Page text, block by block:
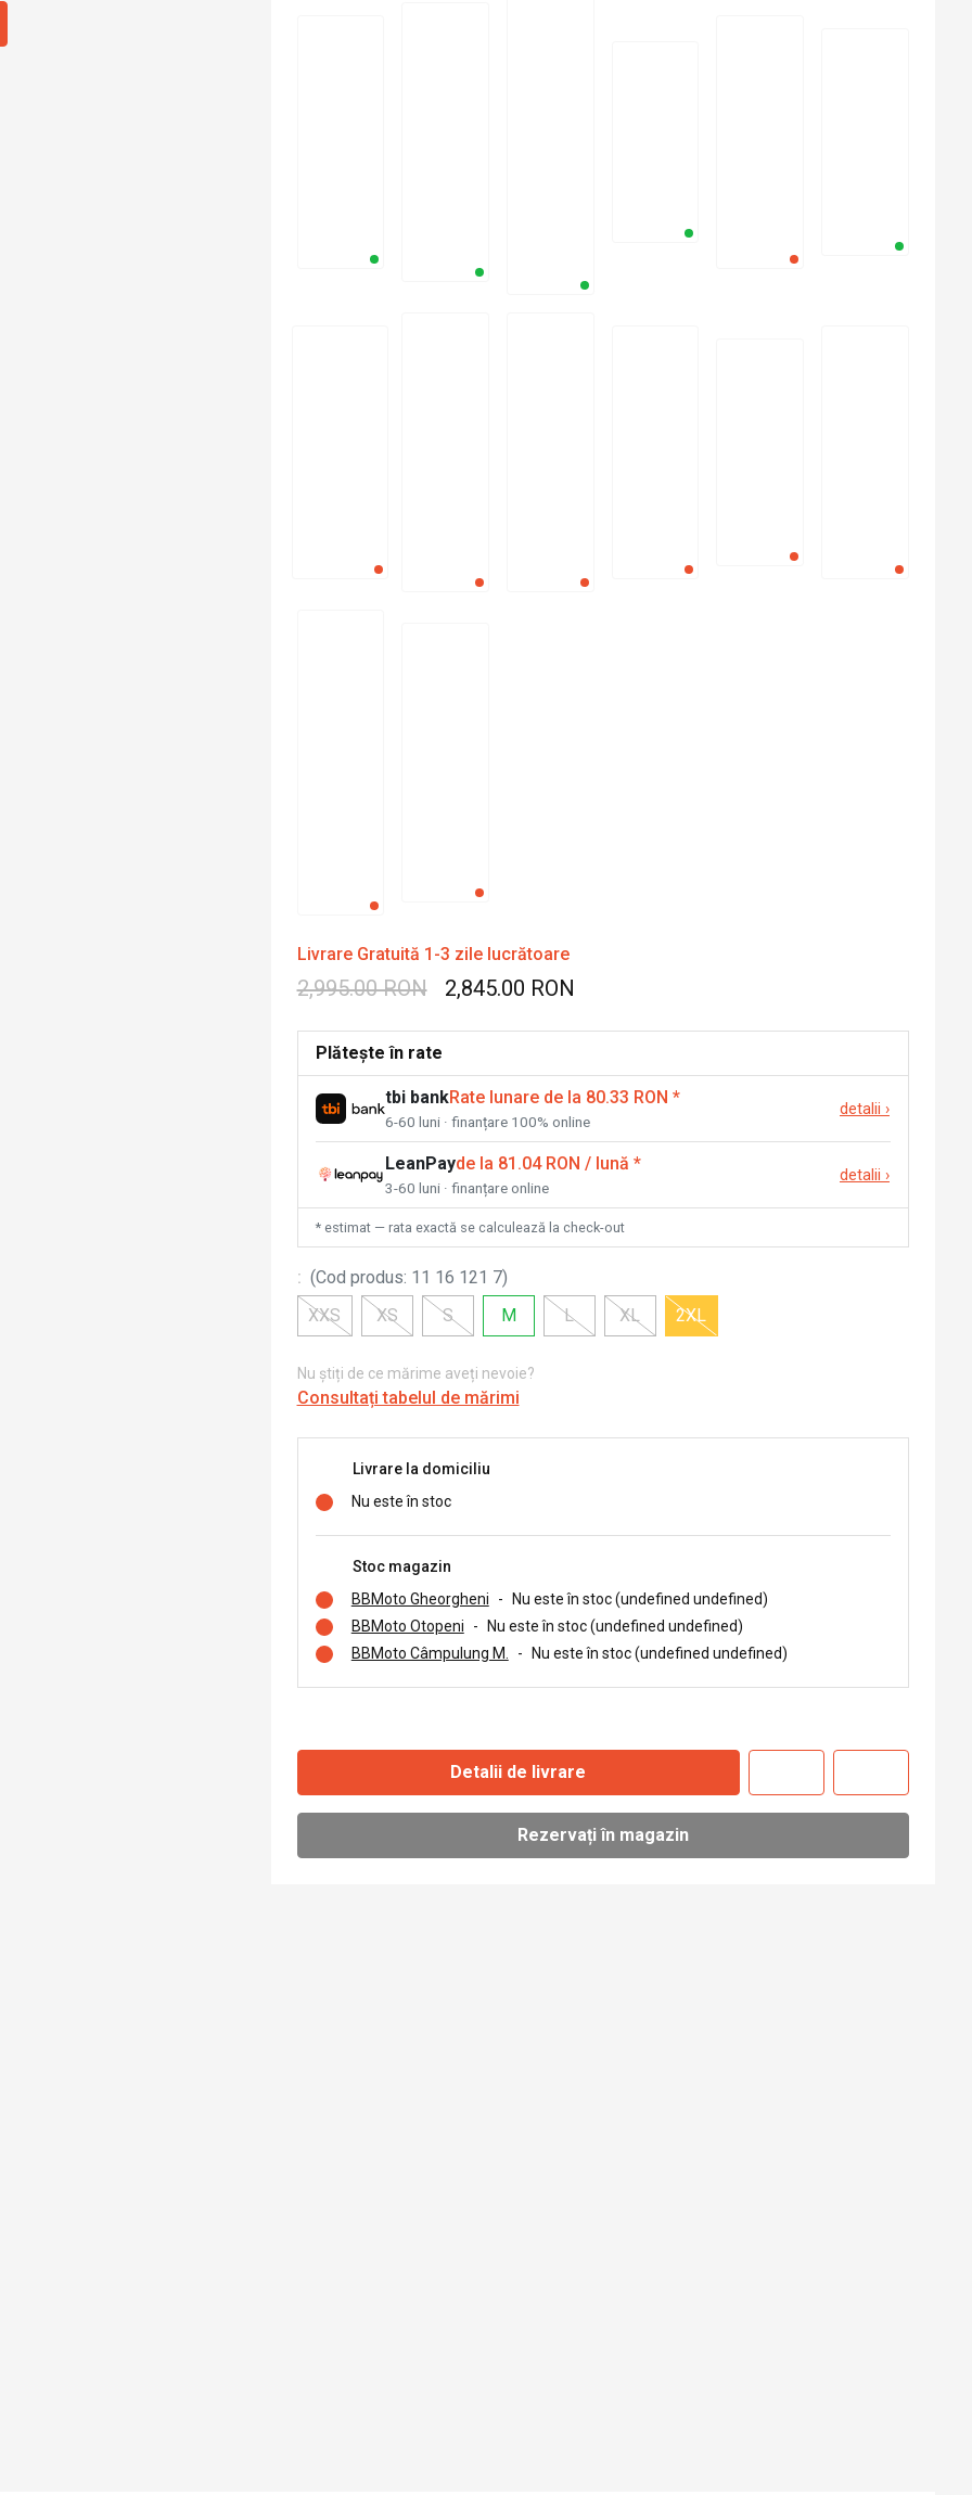
Livrare Gratuită 1-3 zile lucrătoare
2,995.00 RON 2,845.00 RON
Plătește în rate
tbi bankRate lunare de la 80.33 RON *
6-60 luni · finanțare 100% online
detalii ›
LeanPayde la 81.04 RON / lună *
3-60 luni · finanțare online
detalii ›
* estimat — rata exactă se calculează la check-out
: (Cod produs: 11 16 121 7)
XXS
XS S M L XL 2XL
Nu știți de ce mărime aveți nevoie?
Consultați tabelul de mărimi
Livrare la domiciliu
Nu este în stoc
Stoc magazin
BBMoto Gheorgheni
-
Nu este în stoc (undefined undefined)
BBMoto Otopeni
-
Nu este în stoc (undefined undefined)
BBMoto Câmpulung M.
- Nu este în stoc (undefined undefined)
Detalii de livrare
Rezervați în magazin